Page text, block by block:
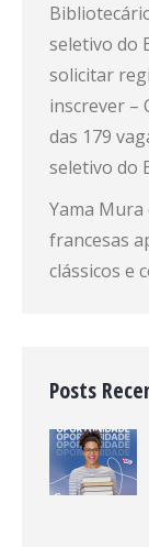
seletivo do
solicitar
inscrever –
das 179
seletivo do
Yama Mura
francesas
clássicos e
Posts